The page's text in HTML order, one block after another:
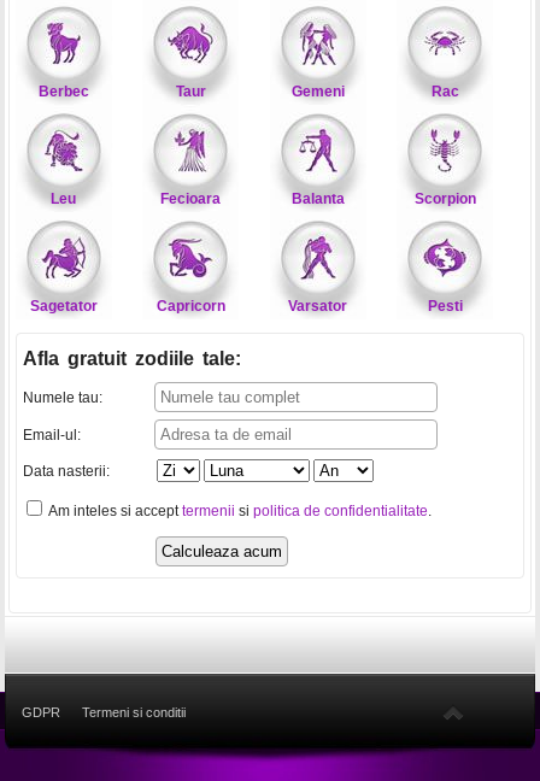
Berbec Taur Gemeni Rac
Leu Fecioara Balanta Scorpion
Sagetator Capricorn Varsator Pesti
Afla gratuit zodiile tale:
Numele tau:
Email-ul:
Data nasterii:
Am inteles si accepttermenii si politica de confidentialitate.
GDPR Termeni si conditii